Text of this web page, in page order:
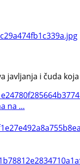
javljanja i čuda
na ...